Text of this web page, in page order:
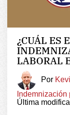
¿CUÁL ES
LABORAL
Por
Indemnización
Última